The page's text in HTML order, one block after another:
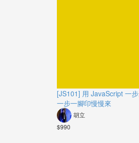
[JS101] 用 JavaScript 一
一步一腳印慢慢來
胡立
$990